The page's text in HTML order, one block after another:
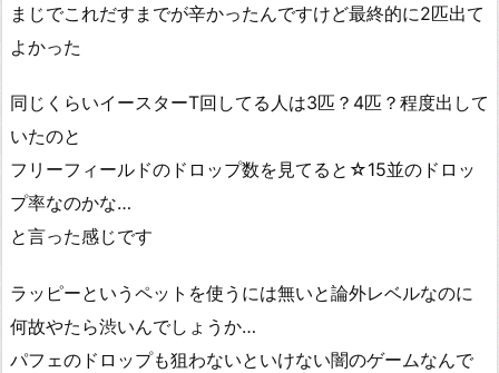
まじでこれだすまでが辛かったんですけど最終的に2匹出て
よかった
同じくらいイースターT回してる人は3匹？4匹？程度出して
いたのと
フリーフィールドのドロップ数を見てると☆15並のドロッ
プ率なのかな…
と言った感じです
ラッピーというペットを使うには無いと論外レベルなのに
何故やたら渋いんでしょうか…
パフェのドロップも狙わないといけない闇のゲームなんで